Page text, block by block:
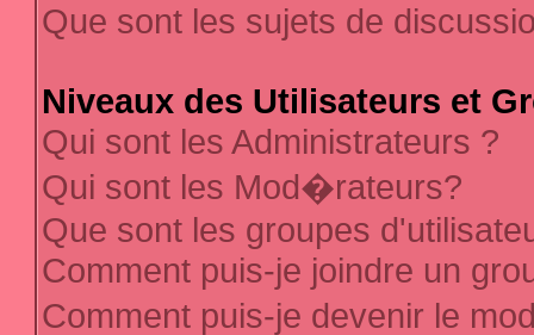
Que sont les sujets de
Niveaux des Utilisateurs et
Qui sont les Administrateurs ?
Qui sont les Mod�rateurs?
Que sont les groupes
Comment puis-je joindre un
Comment puis-je devenir le